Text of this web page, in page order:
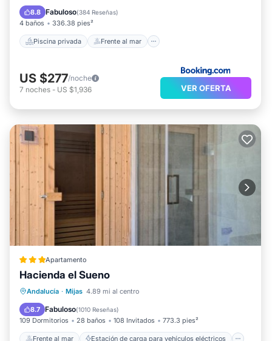
8.8 Fabuloso(384 Reseñas)
4 baños 336.38 pies²
Piscina privada Frente al mar
Bañera de hidromasaje
US $277/noche
7 noches - US $1,936 VER OFERTA
Apartamento
Hacienda el Sueno
Andalucía · Mijas 4.89 mi al centro
8.7 Fabuloso(1010 Reseñas)
109 Dormitorios 28 baños 108 Invitados 773.3 pies²
Frente al mar Estación de carga para vehículos eléctricos
Frente al mar
Estación de carga para vehículos eléctricos
Aparcamiento